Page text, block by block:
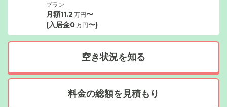
プラン
月額11.2 万円〜
(入居金0万円〜)
空き状況を知る
料金の総額を見積もり